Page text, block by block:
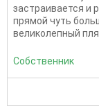
застраивается и
прямой чуть
великолепный
Собственник